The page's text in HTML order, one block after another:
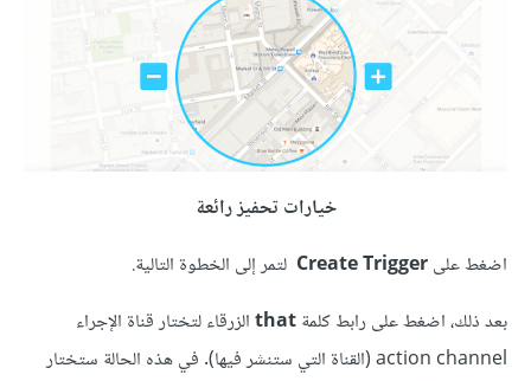
خيارات تحفيز رائعة
اضغط علىCreate Trigger لتمر إلى الخطوة التالية.
بعد ذلك، اضغط على رابط كلمةthatالزرقاء لتختار قناة الإجراء
action channel (القناة التي ستنشر فيها). في هذه الحالة ستختار